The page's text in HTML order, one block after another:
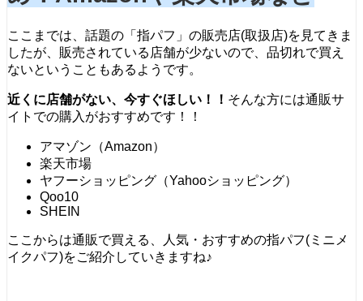
ここまでは、話題の「指パフ」の販売店(取扱店)を見てきま
したが、販売されている店舗が少ないので、品切れで買え
ないということもあるようです。
近くに店舗がない、今すぐほしい！！ そんな方には通販サ
イトでの購入がおすすめです！！
アマゾン（Amazon）
楽天市場
ヤフーショッピング（Yahooショッピング）
Qoo10
SHEIN
ここからは通販で買える、人気・おすすめの指パフ(ミニメ
イクパフ)をご紹介していきますね♪